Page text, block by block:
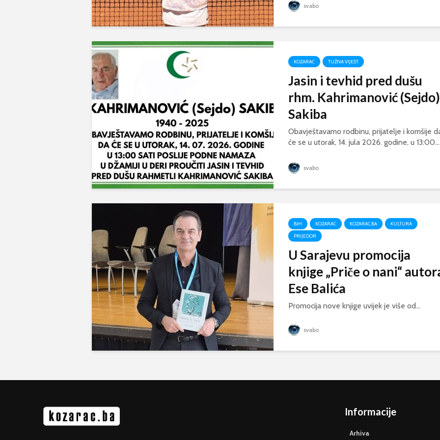
svabo
KOZARAC TUŽNA VIJEST
Jasin i tevhid pred dušu
rhm. Kahrimanović (Sejdo)
Sakiba
Obavještavamo rodbinu, prijatelje i komšije
će se u utorak, 14. jula 2026. godine, u 13:00...
svabo
BIH KOZARAC KOZARAC.BA
KULTURA
PRIJEDOR
U Sarajevu promocija
knjige „Priče o nani“
Ese Balića
Promocija nove knjige uvijek je više od...
svabo
Informacije
Arhiva